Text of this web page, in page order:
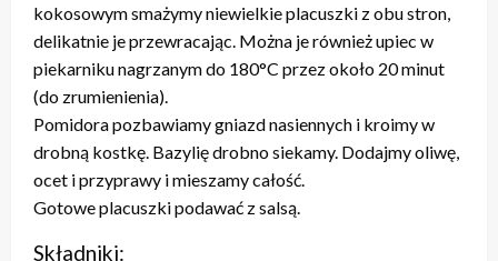
kokosowym smażymy niewielkie placuszki z obu stron,
delikatnie je przewracając. Można je również upiec w
piekarniku nagrzanym do 180°C przez około 20 minut
(do zrumienienia).
Pomidora pozbawiamy gniazd nasiennych i kroimy w
drobną kostkę. Bazylię drobno siekamy. Dodajmy oliwę,
ocet i przyprawy i mieszamy całość.
Gotowe placuszki podawać z salsą.
Składniki: